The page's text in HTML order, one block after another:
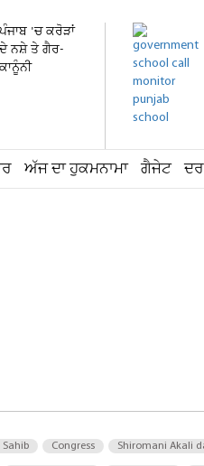
ਪੰਜਾਬ 'ਚ ਕਰੋੜਾਂ
ਦੇ ਨਸ਼ੇ ਤੇ ਗੈਰ-
ਕਾਨੂੰਨੀ
ਅੱਜ ਦਾ ਹੁਕਮਨਾਮਾ ਗੈਜੇਟ
Sahib Congress Shiromani Akali